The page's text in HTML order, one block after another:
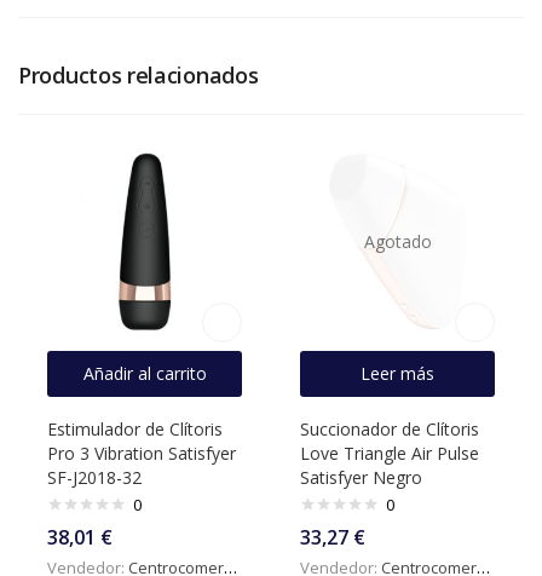
Productos relacionados
Añadir al carrito
Estimulador de Clítoris
Pro 3 Vibration Satisfyer
SF-J2018-32
0
38,01 €
Vendedor: Centrocomercialdigital
Agotado
Leer más
Succionador de Clítoris
Love Triangle Air Pulse
Satisfyer Negro
0
33,27 €
Vendedor: Centrocomercialdigital